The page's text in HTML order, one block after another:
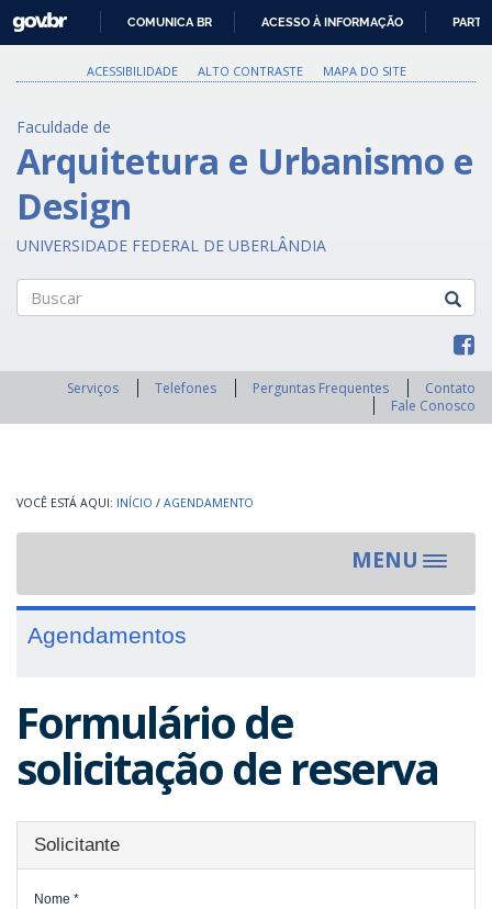
PARA
O
GOVBR
COMUNICA BR ACESSO À INFORMAÇÃO
ACESSIBILIDADE ALTO CONTRASTE MAPA DO SITE
Faculdade de
Arquitetura e Urbanismo e
Design
UNIVERSIDADE FEDERAL DE UBERLÂNDIA
Serviços Telefones Perguntas Frequentes
Contato
Fale Conosco
INÍCIO / AGENDAMENTO
MENU
Toggle
Agendamentos
Formulário de
solicitação de reserva
Solicitante
Nome *